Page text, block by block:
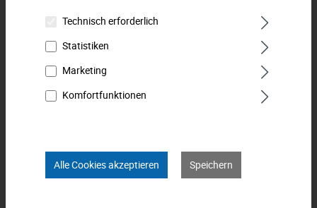
Downloads
Technische Daten
Technisch erforderlich
Statistiken
Marketing
Komfortfunktionen
Alle Cookies akzeptieren Speichern